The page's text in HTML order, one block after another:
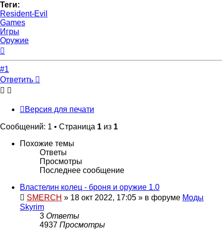
Теги:
Resident-Evil
Games
Игры
Оружие
началу
#1
Ответить
Версия для печати
Сообщений: 1 • Страница 1 из 1
Похожие темы
Ответы
Просмотры
Последнее сообщение
Властелин колец - броня и оружие 1.0
SMERCH » 18 окт 2022, 17:05 » в форуме Моды
Skyrim
3 Ответы
4937 Просмотры